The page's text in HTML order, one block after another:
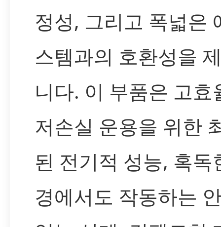
정성, 그리고 폭넓은
스템과의 호환성을
니다. 이 부품은 고효
저손실 운용을 위한
된 전기적 성능, 혹독
경에서도 작동하는